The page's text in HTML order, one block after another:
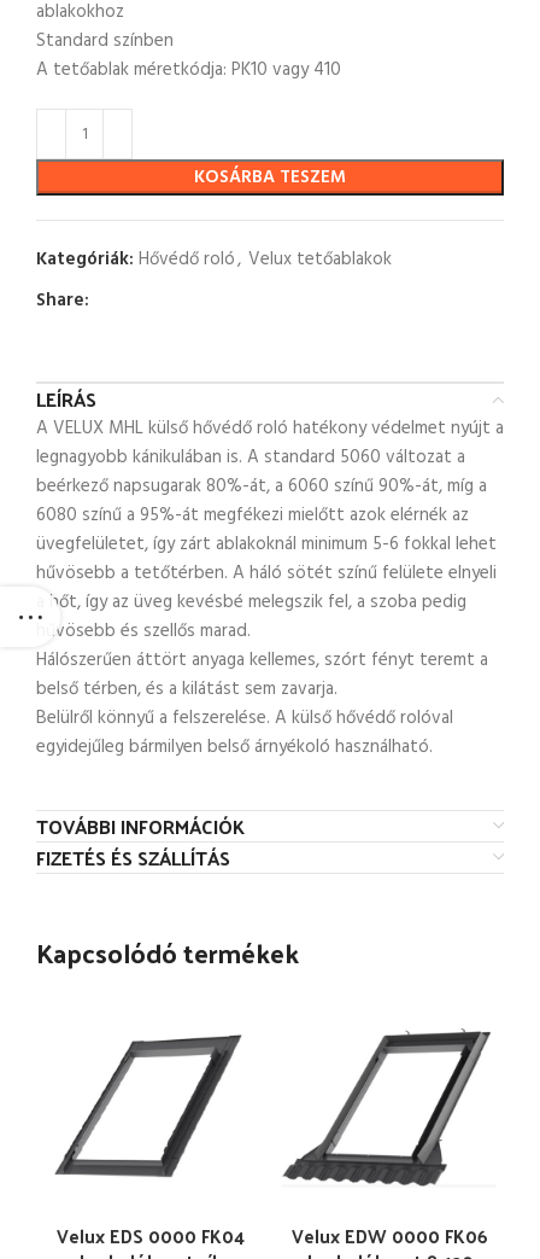
ablakokhoz
Standard színben
A tetőablak méretkódja: PK10 vagy 410
KOSÁRBA TESZEM
Kategóriák: Hővédő roló, Velux tetőablakok
Share:
LEÍRÁS
A VELUX MHL külső hővédő roló hatékony védelmet nyújt a
legnagyobb kánikulában is. A standard 5060 változat a
beérkező napsugarak 80%-át, a 6060 színű 90%-át, míg a
6080 színű a 95%-át megfékezi mielőtt azok elérnék az
üvegfelületet, így zárt ablakoknál minimum 5-6 fokkal lehet
hűvösebb a tetőtérben. A háló sötét színű felülete elnyeli
a hőt, így az üveg kevésbé melegszik fel, a szoba pedig
hűvösebb és szellős marad.
Hálószerűen áttört anyaga kellemes, szórt fényt teremt a
belső térben, és a kilátást sem zavarja.
Belülről könnyű a felszerelése. A külső hővédő rolóval
egyidejűleg bármilyen belső árnyékoló használható.
TOVÁBBI INFORMÁCIÓK
FIZETÉS ÉS SZÁLLÍTÁS
Kapcsolódó termékek
Velux EDS 0000 FK04 Velux EDW 0000 FK06